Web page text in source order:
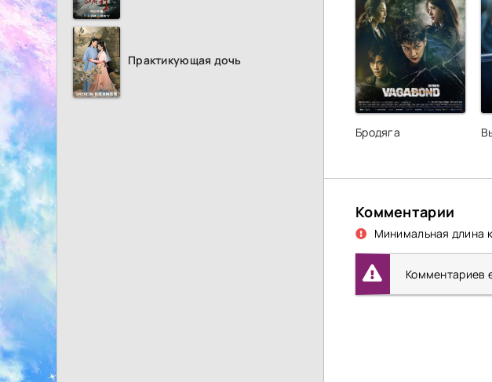
Практикующая дочь
Бродяга
Комментарии
Минимальная длина
Комментариев